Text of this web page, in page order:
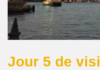
Jour 5 de